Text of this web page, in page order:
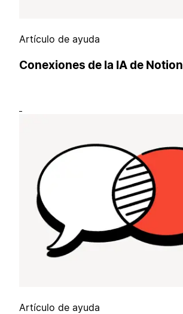
Artículo de ayuda
Conexiones de la IA de Notion
Artículo de ayuda